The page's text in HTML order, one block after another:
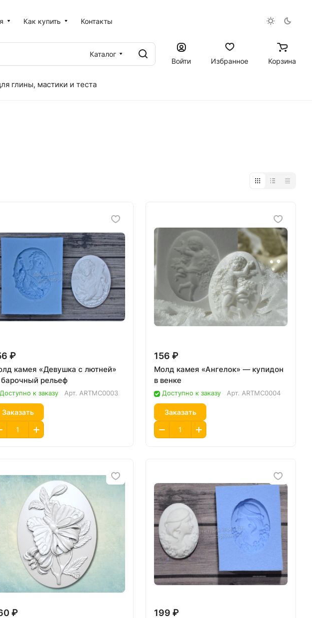
Как купить Контакты
Каталог
Войти
Избранное Корзина
глины, мастики и теста
₽
камея «Девушка с лютней»
рельеф
Доступно к заказу Арт. ARTMC0003
Заказать
156 ₽
Молд камея «Ангелок» — купидон
в венке
Доступно к заказу Арт. ARTMC0004
Заказать
₽ 199 ₽